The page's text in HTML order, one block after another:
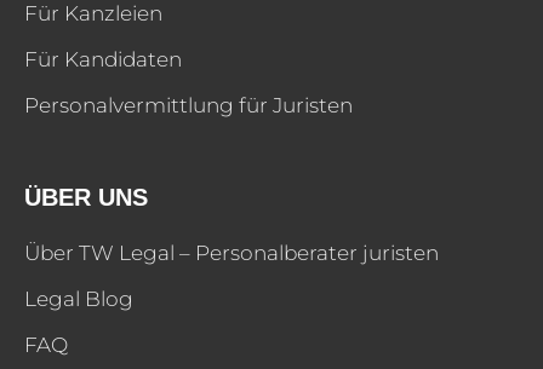
Für Kanzleien
Für Kandidaten
Personalvermittlung für Juristen
ÜBER UNS
Über TW Legal – Personalberater juristen
Legal Blog
FAQ